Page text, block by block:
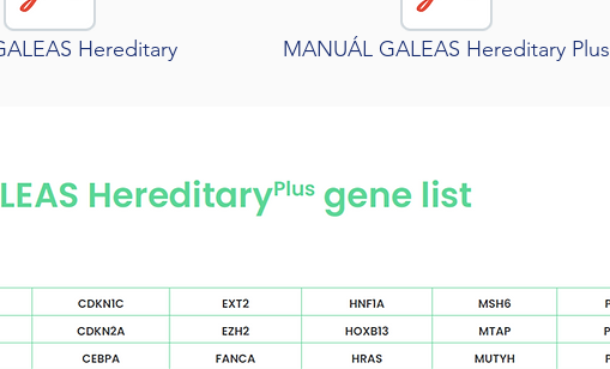
Hereditary MANUÁL GALEAS Hereditary Plus